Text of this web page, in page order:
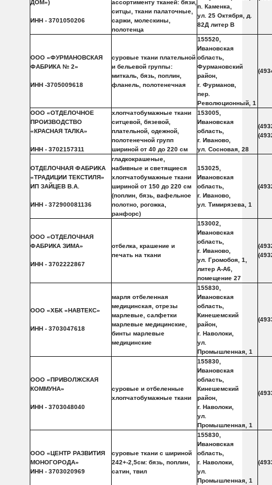
ДОМ»)
ИНН - 3701050206
ассортименту тканей: бязи,
ситцы, ткани палаточные,
саржи, молескины,
полотенца
п. Каменка,
ул. 25 Октября, д.
82Д литер В
ООО «ФУРМАНОВСКАЯ
ФАБРИКА № 2»
ИНН -3705009618
суровые ткани плательной
и бельевой группы:
миткаль, бязь, поплин,
фланель, полотенечная
155520,
Ивановская
область,
Фурмановский
район,
г. Фурманов,
пер.
Революционный, 1
ООО «ОТДЕЛОЧНОЕ
ПРОИЗВОДСТВО
«КРАСНАЯ ТАЛКА»
ИНН - 3702157311
хлопчатобумажные ткани
ситцевой, бязевой,
плательной, одежной,
полотенечной групп
шириной от 40 до 220 см
153005,
Ивановская
область,
г. Иваново,
ул. Сосновая, 28
ОТДЕЛОЧНАЯ ФАБРИКА
«ТРАДИЦИИ ТЕКСТИЛЯ»
ИП ЗАЙЦЕВ В.А.
ИНН - 372900081136
гладкокрашеные,
набивные и светящиеся
хлопчатобумажные ткани
шириной от 150 до 220 см
(поплин, бязь, вафельное
полотно, рогожка,
ранфорс)
153025,
Ивановская
область,
г. Иваново,
ул. Тимирязева, 1
ООО «ОТДЕЛОЧНАЯ
ФАБРИКА ЗИМА»
ИНН - 3702222867
отбелка, крашение и
печать на ткани
153002,
Ивановская
область,
г. Иваново,
ул. Громобоя, 1,
литер A-A6,
помещение 27
ООО «ХБК «НАВТЕКС»
ИНН - 3703047618
марля отбеленная
медицинская, отрезы
марлевые, салфетки
марлевые медицинские,
бинты марлевые
медицинские
155830,
Ивановская
область,
Кинешемский
район,
г. Наволоки,
ул.
Промышленная, 1
ООО «ПРИВОЛЖСКАЯ
КОММУНА»
ИНН - 3703048040
суровые и отбеленные
хлопчатобумажные ткани
155830,
Ивановская
область,
Кинешемский
район,
г. Наволоки,
ул.
Промышленная, 1
ООО «ЦЕНТР РАЗВИТИЯ
МОНОГОРОДА»
ИНН - 3703020969
суровые ткани с шириной
242+-2,5см: бязь, поплин,
сатин, твил
155830,
Ивановская
область,
г. Наволоки,
ул.
Промышленная, 1